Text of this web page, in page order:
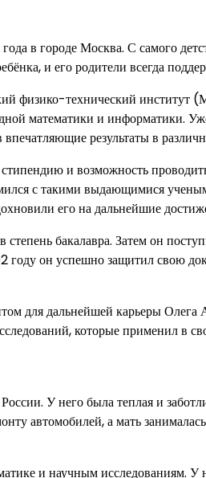
в городе Москва. С самого
и его родители всегда
физико-технический
математики и информатики.
результаты в
и возможность
с такими выдающимися
его на дальнейшие
бакалавра. Затем он
году он успешно защитил свою
для дальнейшей карьеры
которые применил в
У него была теплая и
автомобилей, а мать
и научным исследованиям.